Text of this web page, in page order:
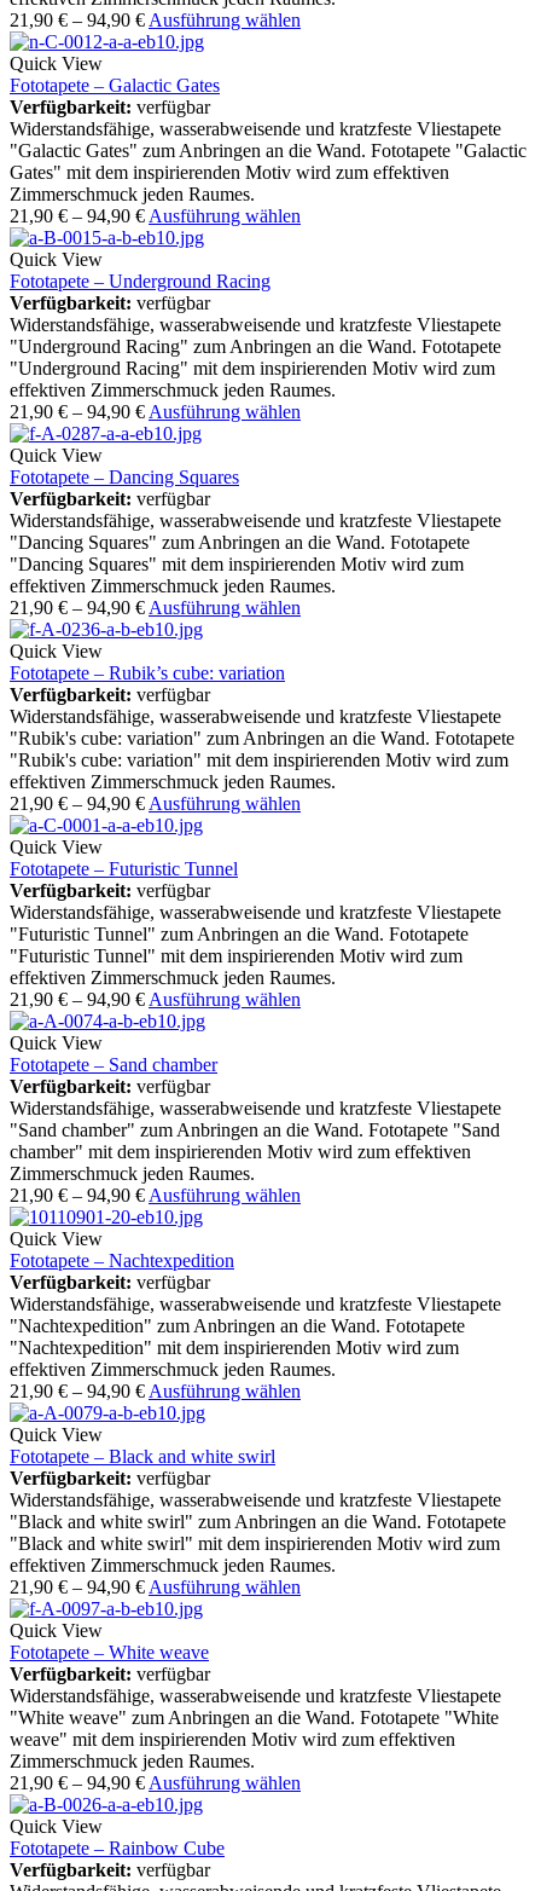
21,90 € – 94,90 € Ausführung wählen
Quick View
Fototapete – Galactic Gates
Verfügbarkeit: verfügbar
Widerstandsfähige, wasserabweisende und kratzfeste Vliestapete
"Galactic Gates" zum Anbringen an die Wand. Fototapete "Galactic
Gates" mit dem inspirierenden Motiv wird zum effektiven
Zimmerschmuck jeden Raumes.
21,90 € – 94,90 € Ausführung wählen
Quick View
Fototapete – Underground Racing
Verfügbarkeit: verfügbar
Widerstandsfähige, wasserabweisende und kratzfeste Vliestapete
"Underground Racing" zum Anbringen an die Wand. Fototapete
"Underground Racing" mit dem inspirierenden Motiv wird zum
effektiven Zimmerschmuck jeden Raumes.
21,90 € – 94,90 € Ausführung wählen
Quick View
Fototapete – Dancing Squares
Verfügbarkeit: verfügbar
Widerstandsfähige, wasserabweisende und kratzfeste Vliestapete
"Dancing Squares" zum Anbringen an die Wand. Fototapete
"Dancing Squares" mit dem inspirierenden Motiv wird zum
effektiven Zimmerschmuck jeden Raumes.
21,90 € – 94,90 € Ausführung wählen
Quick View
Fototapete – Rubik’s cube: variation
Verfügbarkeit: verfügbar
Widerstandsfähige, wasserabweisende und kratzfeste Vliestapete
"Rubik's cube: variation" zum Anbringen an die Wand. Fototapete
"Rubik's cube: variation" mit dem inspirierenden Motiv wird zum
effektiven Zimmerschmuck jeden Raumes.
21,90 € – 94,90 € Ausführung wählen
Quick View
Fototapete – Futuristic Tunnel
Verfügbarkeit: verfügbar
Widerstandsfähige, wasserabweisende und kratzfeste Vliestapete
"Futuristic Tunnel" zum Anbringen an die Wand. Fototapete
"Futuristic Tunnel" mit dem inspirierenden Motiv wird zum
effektiven Zimmerschmuck jeden Raumes.
21,90 € – 94,90 € Ausführung wählen
Quick View
Fototapete – Sand chamber
Verfügbarkeit: verfügbar
Widerstandsfähige, wasserabweisende und kratzfeste Vliestapete
"Sand chamber" zum Anbringen an die Wand. Fototapete "Sand
chamber" mit dem inspirierenden Motiv wird zum effektiven
Zimmerschmuck jeden Raumes.
21,90 € – 94,90 € Ausführung wählen
Quick View
Fototapete – Nachtexpedition
Verfügbarkeit: verfügbar
Widerstandsfähige, wasserabweisende und kratzfeste Vliestapete
"Nachtexpedition" zum Anbringen an die Wand. Fototapete
"Nachtexpedition" mit dem inspirierenden Motiv wird zum
effektiven Zimmerschmuck jeden Raumes.
21,90 € – 94,90 € Ausführung wählen
Quick View
Fototapete – Black and white swirl
Verfügbarkeit: verfügbar
Widerstandsfähige, wasserabweisende und kratzfeste Vliestapete
"Black and white swirl" zum Anbringen an die Wand. Fototapete
"Black and white swirl" mit dem inspirierenden Motiv wird zum
effektiven Zimmerschmuck jeden Raumes.
21,90 € – 94,90 € Ausführung wählen
Quick View
Fototapete – White weave
Verfügbarkeit: verfügbar
Widerstandsfähige, wasserabweisende und kratzfeste Vliestapete
"White weave" zum Anbringen an die Wand. Fototapete "White
weave" mit dem inspirierenden Motiv wird zum effektiven
Zimmerschmuck jeden Raumes.
21,90 € – 94,90 € Ausführung wählen
Quick View
Fototapete – Rainbow Cube
Verfügbarkeit: verfügbar